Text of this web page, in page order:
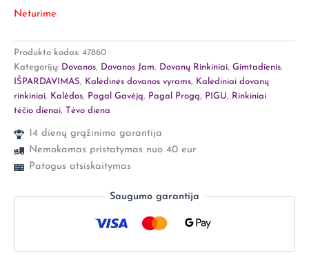
Neturime
Produkto kodas: 47860
Kategorijų: Dovanos, Dovanos Jam, Dovanų Rinkiniai, Gimtadienis,
IŠPARDAVIMAS, Kalėdinės dovanos vyrams, Kalėdiniai dovanų
rinkiniai, Kalėdos, Pagal Gavėją, Pagal Progą, PIGU, Rinkiniai
tėčio dienai, Tėvo diena
14 dienų grąžinimo garantija
Nemokamas pristatymas nuo 40 eur
Patogus atsiskaitymas
Saugumo garantija